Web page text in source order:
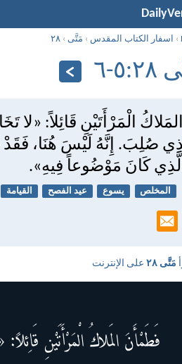
› اسفار الكتاب المقدس › مَتَّى ›٢٨
‏٦
الْمَرْأَتَيْنِ قَائِلاً: «لا
صُلِبَ. إِنَّهُ لَيْسَ هُنَا، فَقَدْ
كَانَ مَوْضُوعاً فِيهِ».
المخلص يسوع عيد الفصح القيامة
مَتَّى ٢٨ على الإنترنت